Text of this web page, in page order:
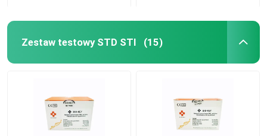
Zestaw testowy STD STI (15)